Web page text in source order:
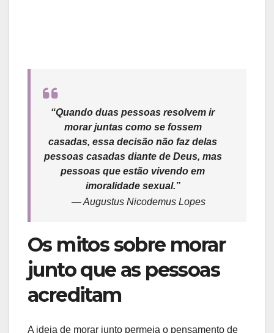
“Quando duas pessoas resolvem ir
morar juntas como se fossem
casadas, essa decisão não faz delas
pessoas casadas diante de Deus, mas
pessoas que estão vivendo em
imoralidade sexual.”
— Augustus Nicodemus Lopes
Os mitos sobre morar
junto que as pessoas
acreditam
A ideia de morar junto permeia o pensamento de